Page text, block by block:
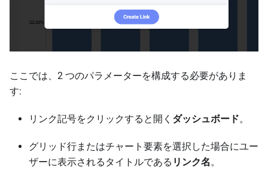
ここでは、2 つのパラメーターを構成する必要がありま
す:
リンク記号をクリックすると開く ダッシュボード。
グリッド行またはチャート要素を選択した場合にユー
ザーに表示されるタイトルである リンク名。